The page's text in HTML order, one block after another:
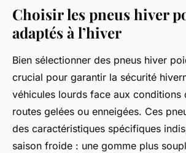
Choisir les pneus hiver
adaptés à l’hiver
Bien sélectionner des pneus hiver
crucial pour garantir la sécurité
véhicules lourds face aux conditions
routes gelées ou enneigées. Ces
des caractéristiques spécifiques
saison froide : une gomme plus